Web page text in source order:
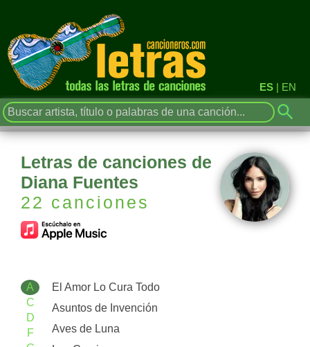
ES | EN
Letras de canciones de
Diana Fuentes
22 canciones
A
C
D
F
El Amor Lo Cura Todo
Asuntos de Invención
Aves de Luna